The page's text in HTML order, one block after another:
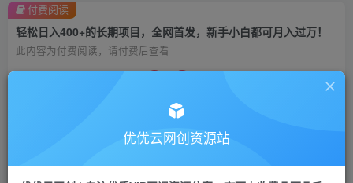
轻松日入400+的长期项目，全网首发，新手小白都可月入过万！
此内容为付费阅读，请付费后查看
9.9
立即购买
付费阅读
优优云网创资源站